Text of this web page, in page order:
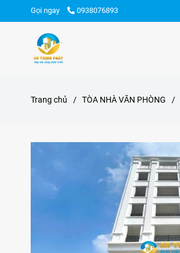
Gọi ngay 0938076893
Trang chủ / TÒA NHÀ VĂN PHÒNG /